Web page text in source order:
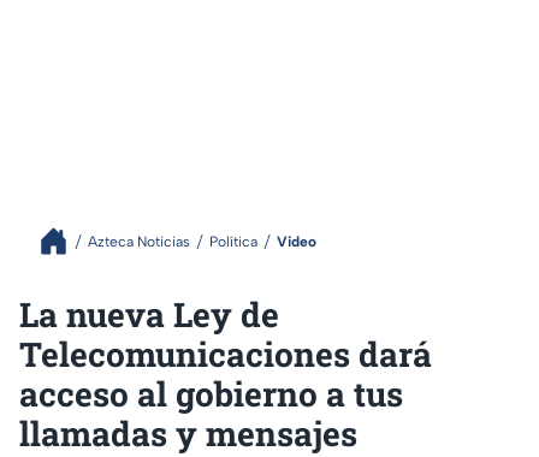
Azteca Noticias Política Video
La nueva Ley de
Telecomunicaciones dará
acceso al gobierno a tus
llamadas y mensajes